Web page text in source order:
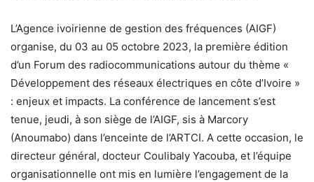
L’Agence ivoirienne de gestion des fréquences (AIGF)
organise, du 03 au 05 octobre 2023, la première édition
d’un Forum des radiocommunications autour du thème «
Développement des réseaux électriques en côte d’Ivoire »
: enjeux et impacts. La conférence de lancement s’est
tenue, jeudi, à son siège de l’AIGF, sis à Marcory
(Anoumabo) dans l’enceinte de l’ARTCI. A cette occasion, le
directeur général, docteur Coulibaly Yacouba, et l’équipe
organisationnelle ont mis en lumière l’engagement de la